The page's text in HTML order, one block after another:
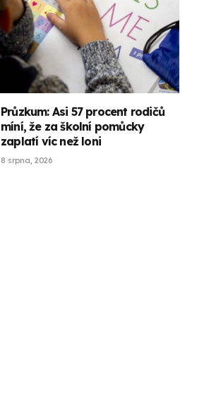
Průzkum: Asi 57 procent rodičů
míní, že za školní pomůcky
zaplatí víc než loni
8 srpna, 2026